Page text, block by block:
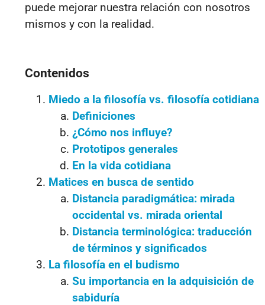
puede mejorar nuestra relación con nosotros
mismos y con la realidad.
Contenidos
Miedo a la filosofía vs. filosofía cotidiana
Definiciones
¿Cómo nos influye?
Prototipos generales
En la vida cotidiana
Matices en busca de sentido
Distancia paradigmática: mirada
occidental vs. mirada oriental
Distancia terminológica: traducción
de términos y significados
La filosofía en el budismo
Su importancia en la adquisición de
sabiduría